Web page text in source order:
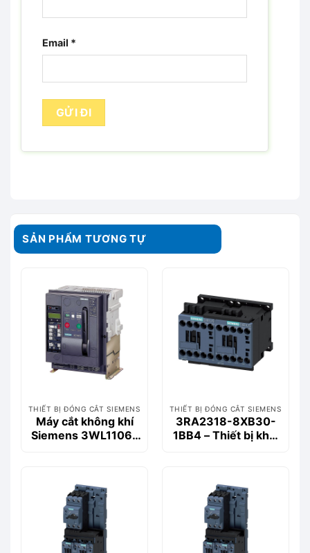
Email *
SẢN PHẨM TƯƠNG TỰ
THIẾT BỊ ĐÓNG CẮT SIEMENS
Máy cắt không khí
Siemens 3WL1106-
THIẾT BỊ ĐÓNG CẮT SIEMENS
3RA2318-8XB30-
1BB4 – Thiết bị khởi